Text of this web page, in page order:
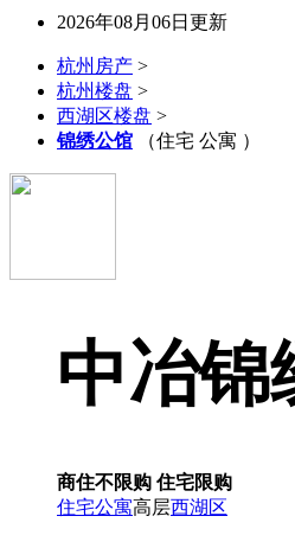
2026年08月06日更新
杭州房产 >
杭州楼盘 >
西湖区楼盘 >
锦绣公馆 （住宅 公寓 ）
中冶锦
商住不限购 住宅限购
住宅公寓高层西湖区